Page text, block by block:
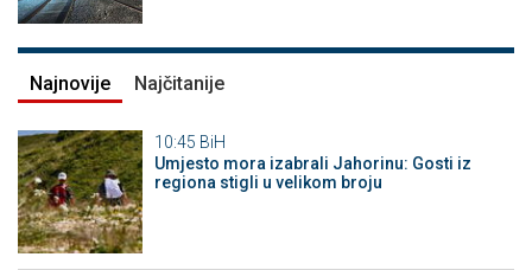
Najnovije Najčitanije
10:45 BiH
Umjesto mora izabrali Jahorinu: Gosti iz
regiona stigli u velikom broju